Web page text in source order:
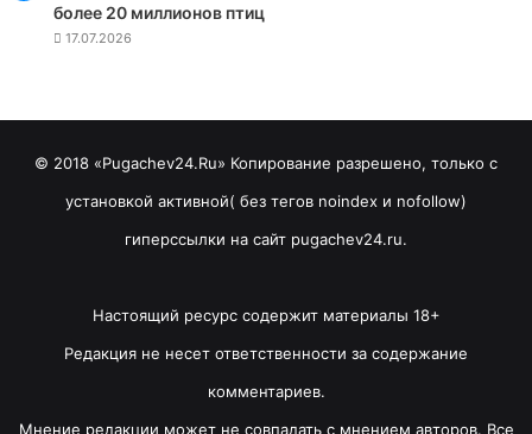
более 20 миллионов птиц
17.07.2026
© 2018 «Pugachev24.Ru» Копирование разрешено, только с
установкой активной( без тегов noindex и nofollow)
гиперссылки на сайт pugachev24.ru.
Настоящий ресурс содержит материалы 18+
Редакция не несет ответственности за содержание
комментариев.
Мнение редакции может не совпадать с мнением авторов. Все